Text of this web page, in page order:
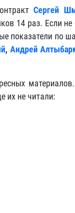
Сергей
14 раз. Если не
показатели по
, Андрей
их не читали: